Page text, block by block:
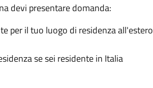
devi presentare domanda:
per il tuo luogo di residenza all'estero
se sei residente in Italia